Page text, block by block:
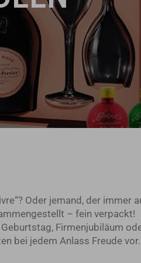
Oder jemand, der immer
– fein verpackt!
Geburtstag, Firmenjubiläum
bei jedem Anlass Freude vor.